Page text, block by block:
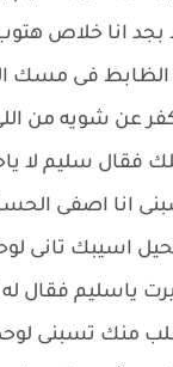
بجد انا خلاص
فى مسك
عن شويه من
فقال سليم لا
انا اصفى
اسيبك تانى
ياسليم فقال
منك تسبنى